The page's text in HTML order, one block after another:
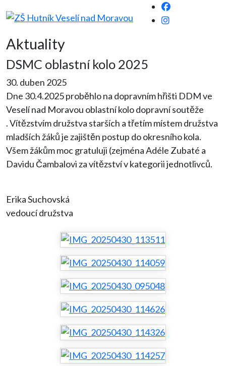
Aktuality
DSMC oblastní kolo 2025
30. duben 2025
Dne 30.4.2025 proběhlo na dopravním hřišti DDM ve
Veselí nad Moravou oblastní kolo dopravní soutěže
. Vítězstvím družstva starších a třetím místem družstva
mladších žáků je zajištěn postup do okresního kola.
Všem žákům moc gratuluji (zejména Adéle Zubaté a
Davidu Čambalovi za vítězství v kategorii jednotlivců.
Erika Suchovská
vedoucí družstva